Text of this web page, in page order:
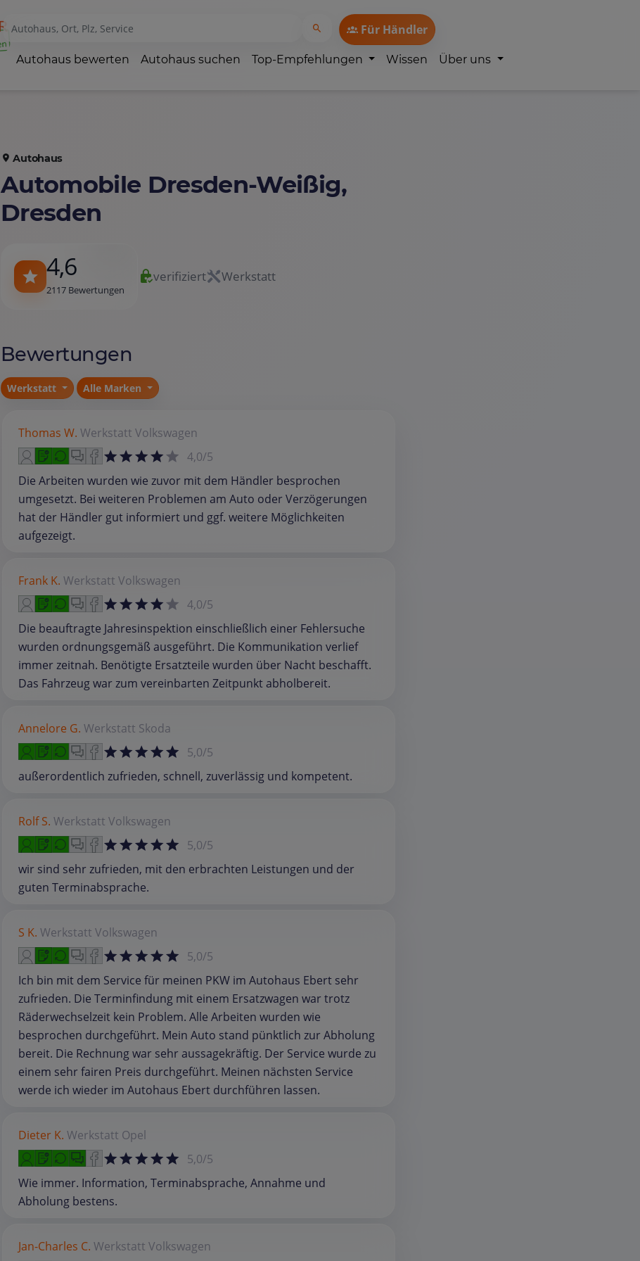
Für Händler
Autohaus bewerten Autohaus suchen Top-Empfehlungen Wissen Über uns
Autohaus
Automobile Dresden-Weißig,
Dresden
4,6
2117 Bewertungen
verifiziert Werkstatt
Bewertungen
Werkstatt Alle Marken
Thomas W. Werkstatt Volkswagen
4,0/5
Die Arbeiten wurden wie zuvor mit dem Händler besprochen
umgesetzt. Bei weiteren Problemen am Auto oder Verzögerungen
hat der Händler gut informiert und ggf. weitere Möglichkeiten
aufgezeigt.
Frank K. Werkstatt Volkswagen
4,0/5
Die beauftragte Jahresinspektion einschließlich einer Fehlersuche
wurden ordnungsgemäß ausgeführt. Die Kommunikation verlief
immer zeitnah. Benötigte Ersatzteile wurden über Nacht beschafft.
Das Fahrzeug war zum vereinbarten Zeitpunkt abholbereit.
Annelore G. Werkstatt Skoda
5,0/5
außerordentlich zufrieden, schnell, zuverlässig und kompetent.
Rolf S. Werkstatt Volkswagen
5,0/5
wir sind sehr zufrieden, mit den erbrachten Leistungen und der
guten Terminabsprache.
S K. Werkstatt Volkswagen
5,0/5
Ich bin mit dem Service für meinen PKW im Autohaus Ebert sehr
zufrieden. Die Terminfindung mit einem Ersatzwagen war trotz
Räderwechselzeit kein Problem. Alle Arbeiten wurden wie
besprochen durchgeführt. Mein Auto stand pünktlich zur Abholung
bereit. Die Rechnung war sehr aussagekräftig. Der Service wurde zu
einem sehr fairen Preis durchgeführt. Meinen nächsten Service
werde ich wieder im Autohaus Ebert durchführen lassen.
Dieter K. Werkstatt Opel
5,0/5
Wie immer. Information, Terminabsprache, Annahme und
Abholung bestens.
Jan-Charles C. Werkstatt Volkswagen